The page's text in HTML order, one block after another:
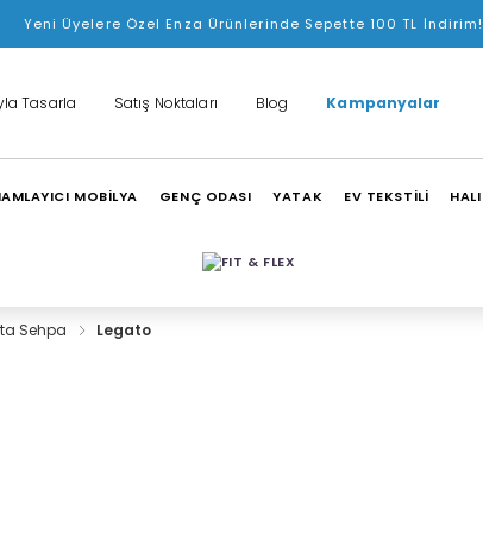
Yeni Üyelere Özel Enza Ürünlerinde Sepette 100 TL İndirim!
Tasarla Satış Noktaları Blog Kampanyalar
MOBİLYA GENÇ ODASI YATAK EV TEKSTİLİ HALI
Sehpa Legato